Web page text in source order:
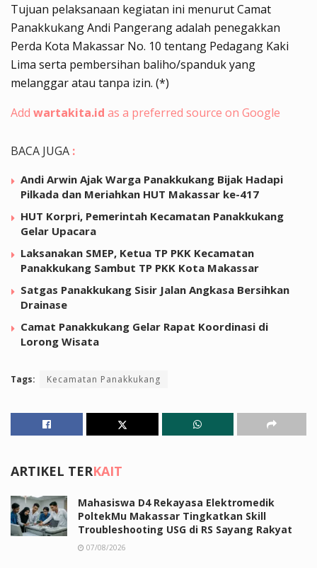
Tujuan pelaksanaan kegiatan ini menurut Camat
Panakkukang Andi Pangerang adalah penegakkan
Perda Kota Makassar No. 10 tentang Pedagang Kaki
Lima serta pembersihan baliho/spanduk yang
melanggar atau tanpa izin. (*)
Add wartakita.id as a preferred source on Google
BACA JUGA :
Andi Arwin Ajak Warga Panakkukang Bijak Hadapi
Pilkada dan Meriahkan HUT Makassar ke-417
HUT Korpri, Pemerintah Kecamatan Panakkukang
Gelar Upacara
Laksanakan SMEP, Ketua TP PKK Kecamatan
Panakkukang Sambut TP PKK Kota Makassar
Satgas Panakkukang Sisir Jalan Angkasa Bersihkan
Drainase
Camat Panakkukang Gelar Rapat Koordinasi di
Lorong Wisata
Tags: Kecamatan Panakkukang
ARTIKEL TERKAIT
Mahasiswa D4 Rekayasa Elektromedik
PoltekMu Makassar Tingkatkan Skill
Troubleshooting USG di RS Sayang Rakyat
07/08/2026